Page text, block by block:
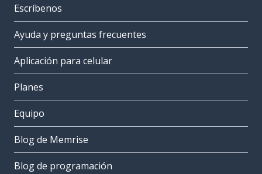
Escríbenos
Ayuda y preguntas frecuentes
Aplicación para celular
Planes
Equipo
Blog de Memrise
Blog de programación